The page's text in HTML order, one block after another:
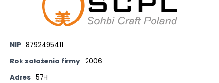
NIP 8792495411
Rok założenia firmy 2006
Adres 57H